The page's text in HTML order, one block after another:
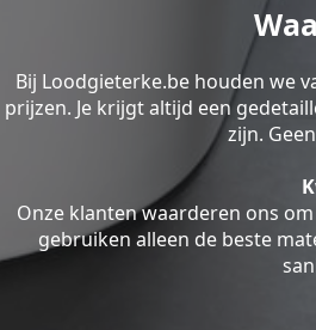
Bij Loodgieterke.be houden we
prijzen. Je krijgt altijd een
zijn.
Onze klanten waarderen ons
gebruiken alleen de beste